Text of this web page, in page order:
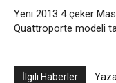
Yeni 2013 4 çeker
Quattroporte modeli
İlgili Haberler